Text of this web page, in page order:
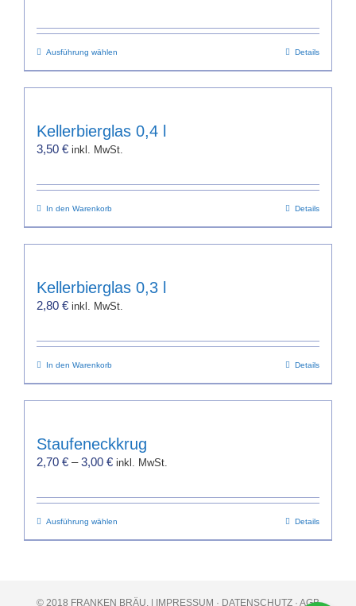
Ausführung wählen
Produkt
weist
Varianten
auf.
können
der
Produktseite
werden
Details
Kellerbierglas 0,4 l
3,50 € inkl. MwSt.
In den Warenkorb Details
Kellerbierglas 0,3 l
2,80 € inkl. MwSt.
In den Warenkorb Details
Staufeneckkrug
2,70 € –3,00 € inkl. MwSt.
Ausführung wählen
Produkt
Details
© 2018 FRANKEN BRÄU. | IMPRESSUM · DATENSCHUTZ · AGB